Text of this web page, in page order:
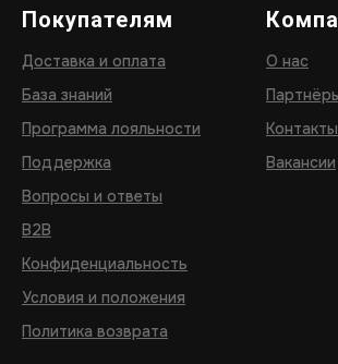
Покупателям
Доставка и оплата
База знаний
Программа лояльности
Поддержка
Вопросы и ответы
B2B
Конфиденциальность
Условия и положения
Политика возврата
О нас
Контакты
Вакансии